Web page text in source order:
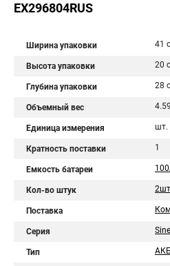
EX296804RUS
Ширина упаковки 41
Высота упаковки 20
Глубина упаковки 28
Объемный вес
Единица измерения шт.
Кратность поставки 1
Емкость батареи
Кол-во штук 2шт
Поставка
Серия
Тип АКБ